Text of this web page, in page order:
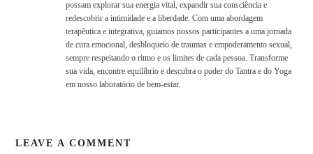
possam explorar sua energia vital, expandir sua consciência e
redescobrir a intimidade e a liberdade. Com uma abordagem
terapêutica e integrativa, guiamos nossos participantes a uma jornada
de cura emocional, desbloqueio de traumas e empoderamento sexual,
sempre respeitando o ritmo e os limites de cada pessoa. Transforme
sua vida, encontre equilíbrio e descubra o poder do Tantra e do Yoga
em nosso laboratório de bem-estar.
LEAVE A COMMENT